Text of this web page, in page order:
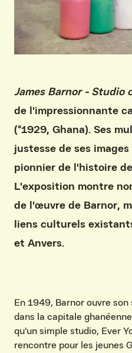
James Barnor - Studio
de l'impressionnante
(°1929, Ghana). Ses
justesse de ses
pionnier de l'histoire
L'exposition montre
de l'œuvre de Barnor,
liens culturels
et Anvers.
En 1949, Barnor ouvre
dans la capitale
qu'un simple studio, Ever
rencontre pour les jeunes